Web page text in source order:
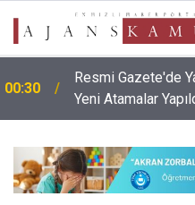
00:30
Resmi Gazete'de
Yeni Atamalar